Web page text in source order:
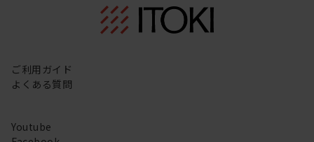
ご利用ガイド
よくある質問
Youtube